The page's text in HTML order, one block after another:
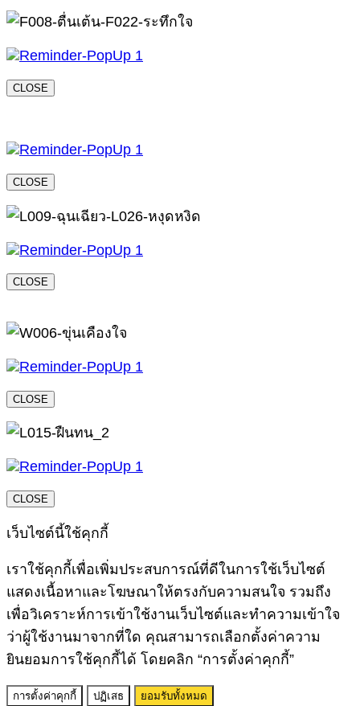
CLOSE
CLOSE
CLOSE
CLOSE
CLOSE
เว็บไซต์นี้ใช้คุกกี้
เราใช้คุกกี้เพื่อเพิ่มประสบการณ์ที่ดีในการใช้เว็บไซต์
แสดงเนื้อหาและโฆษณาให้ตรงกับความสนใจ รวมถึง
เพื่อวิเคราะห์การเข้าใช้งานเว็บไซต์และทำความเข้าใจ
ว่าผู้ใช้งานมาจากที่ใด คุณสามารถเลือกตั้งค่าความ
ยินยอมการใช้คุกกี้ได้ โดยคลิก “การตั้งค่าคุกกี้”
การตั้งค่าคุกกี้ ปฏิเสธ ยอมรับทั้งหมด